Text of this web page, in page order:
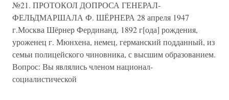
№21. ПРОТОКОЛ ДОПРОСА ГЕНЕРАЛ-
ФЕЛЬДМАРШАЛА Ф. ШЁРНЕРА 28 апреля 1947
г.Москва Шёрнер Фердинанд, 1892 г[ода] рождения,
уроженец г. Мюнхена, немец, германский подданный, из
семьи полицейского чиновника, с высшим образованием.
Вопрос: Вы являлись членом национал-
социалистической